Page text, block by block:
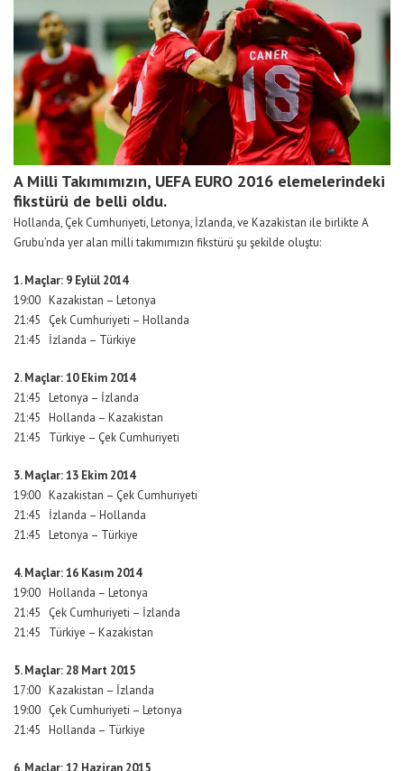
A Milli Takımımızın, UEFA EURO 2016 elemelerindeki
fikstürü de belli oldu.
Hollanda, Çek Cumhuriyeti, Letonya, İzlanda, ve Kazakistan ile birlikte A
Grubu’nda yer alan milli takımımızın fikstürü şu şekilde oluştu:
1. Maçlar: 9 Eylül 2014
19:00 Kazakistan – Letonya
21:45 Çek Cumhuriyeti – Hollanda
21:45 İzlanda – Türkiye
2. Maçlar: 10 Ekim 2014
21:45 Letonya – İzlanda
21:45 Hollanda – Kazakistan
21:45 Türkiye – Çek Cumhuriyeti
3. Maçlar: 13 Ekim 2014
19:00 Kazakistan – Çek Cumhuriyeti
21:45 İzlanda – Hollanda
21:45 Letonya – Türkiye
4. Maçlar: 16 Kasım 2014
19:00 Hollanda – Letonya
21:45 Çek Cumhuriyeti – İzlanda
21:45 Türkiye – Kazakistan
5. Maçlar: 28 Mart 2015
17:00 Kazakistan – İzlanda
19:00 Çek Cumhuriyeti – Letonya
21:45 Hollanda – Türkiye
6. Maçlar: 12 Haziran 2015